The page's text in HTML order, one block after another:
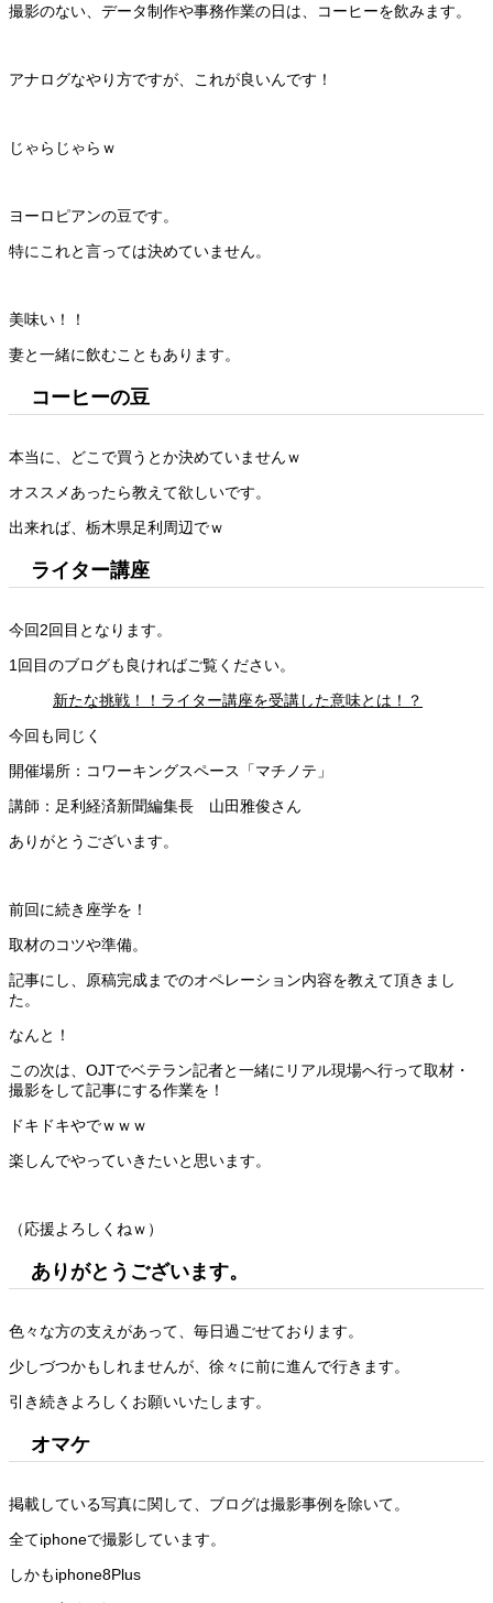
撮影のない、データ制作や事務作業の日は、コーヒーを飲みます。
アナログなやり方ですが、これが良いんです！
じゃらじゃらｗ
ヨーロピアンの豆です。
特にこれと言っては決めていません。
美味い！！
妻と一緒に飲むこともあります。
コーヒーの豆
本当に、どこで買うとか決めていませんｗ
オススメあったら教えて欲しいです。
出来れば、栃木県足利周辺でｗ
ライター講座
今回2回目となります。
1回目のブログも良ければご覧ください。
新たな挑戦！！ライター講座を受講した意味とは！？
今回も同じく
開催場所：コワーキングスペース「マチノテ」
講師：足利経済新聞編集長 山田雅俊さん
ありがとうございます。
前回に続き座学を！
取材のコツや準備。
記事にし、原稿完成までのオペレーション内容を教えて頂きまし
た。
なんと！
この次は、OJTでベテラン記者と一緒にリアル現場へ行って取材・
撮影をして記事にする作業を！
ドキドキやでｗｗｗ
楽しんでやっていきたいと思います。
（応援よろしくねｗ）
ありがとうございます。
色々な方の支えがあって、毎日過ごせております。
少しづつかもしれませんが、徐々に前に進んで行きます。
引き続きよろしくお願いいたします。
オマケ
掲載している写真に関して、ブログは撮影事例を除いて。
全てiphoneで撮影しています。
しかもiphone8Plus